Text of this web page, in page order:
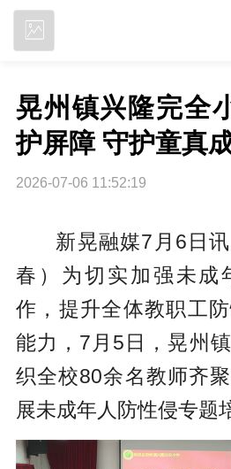
晃州镇兴隆完全
护屏障 守护童真
2026-07-06 11:52:19
新晃融媒7月6日
春）为切实加强未成
作，提升全体教职工
能力，7月5日，晃州
织全校80余名教师齐
展未成年人防性侵专题